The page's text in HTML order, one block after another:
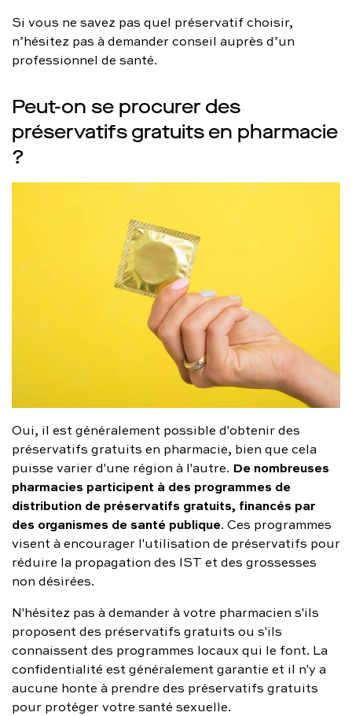
Si vous ne savez pas quel préservatif choisir,
n’hésitez pas à demander conseil auprès d’un
professionnel de santé.
Peut-on se procurer des
préservatifs gratuits en pharmacie
?
Oui, il est généralement possible d'obtenir des
préservatifs gratuits en pharmacie, bien que cela
puisse varier d'une région à l'autre. De nombreuses
pharmacies participent à des programmes de
distribution de préservatifs gratuits, financés par
des organismes de santé publique. Ces programmes
visent à encourager l'utilisation de préservatifs pour
réduire la propagation des IST et des grossesses
non désirées.
N'hésitez pas à demander à votre pharmacien s'ils
proposent des préservatifs gratuits ou s'ils
connaissent des programmes locaux qui le font. La
confidentialité est généralement garantie et il n'y a
aucune honte à prendre des préservatifs gratuits
pour protéger votre santé sexuelle.